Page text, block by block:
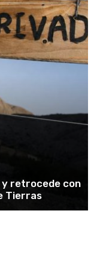
y retrocede con
Tierras